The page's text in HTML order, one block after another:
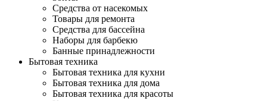
Средства от насекомых
Товары для ремонта
Средства для бассейна
Наборы для барбекю
Банные принадлежности
Бытовая техника
Бытовая техника для кухни
Бытовая техника для дома
Бытовая техника для красоты